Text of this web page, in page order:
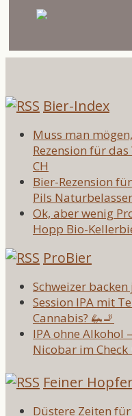
Bier-Index
Muss man
Rezension für
CH
Bier-Rezension
Pils
Ok, aber wenig
Hopp Bio-
ProBier
Schweizer backen
Session IPA mit
Cannabis? 🦗🚬
IPA ohne Alkohol
Nicobar im Check
Feiner
Düstere Zeiten